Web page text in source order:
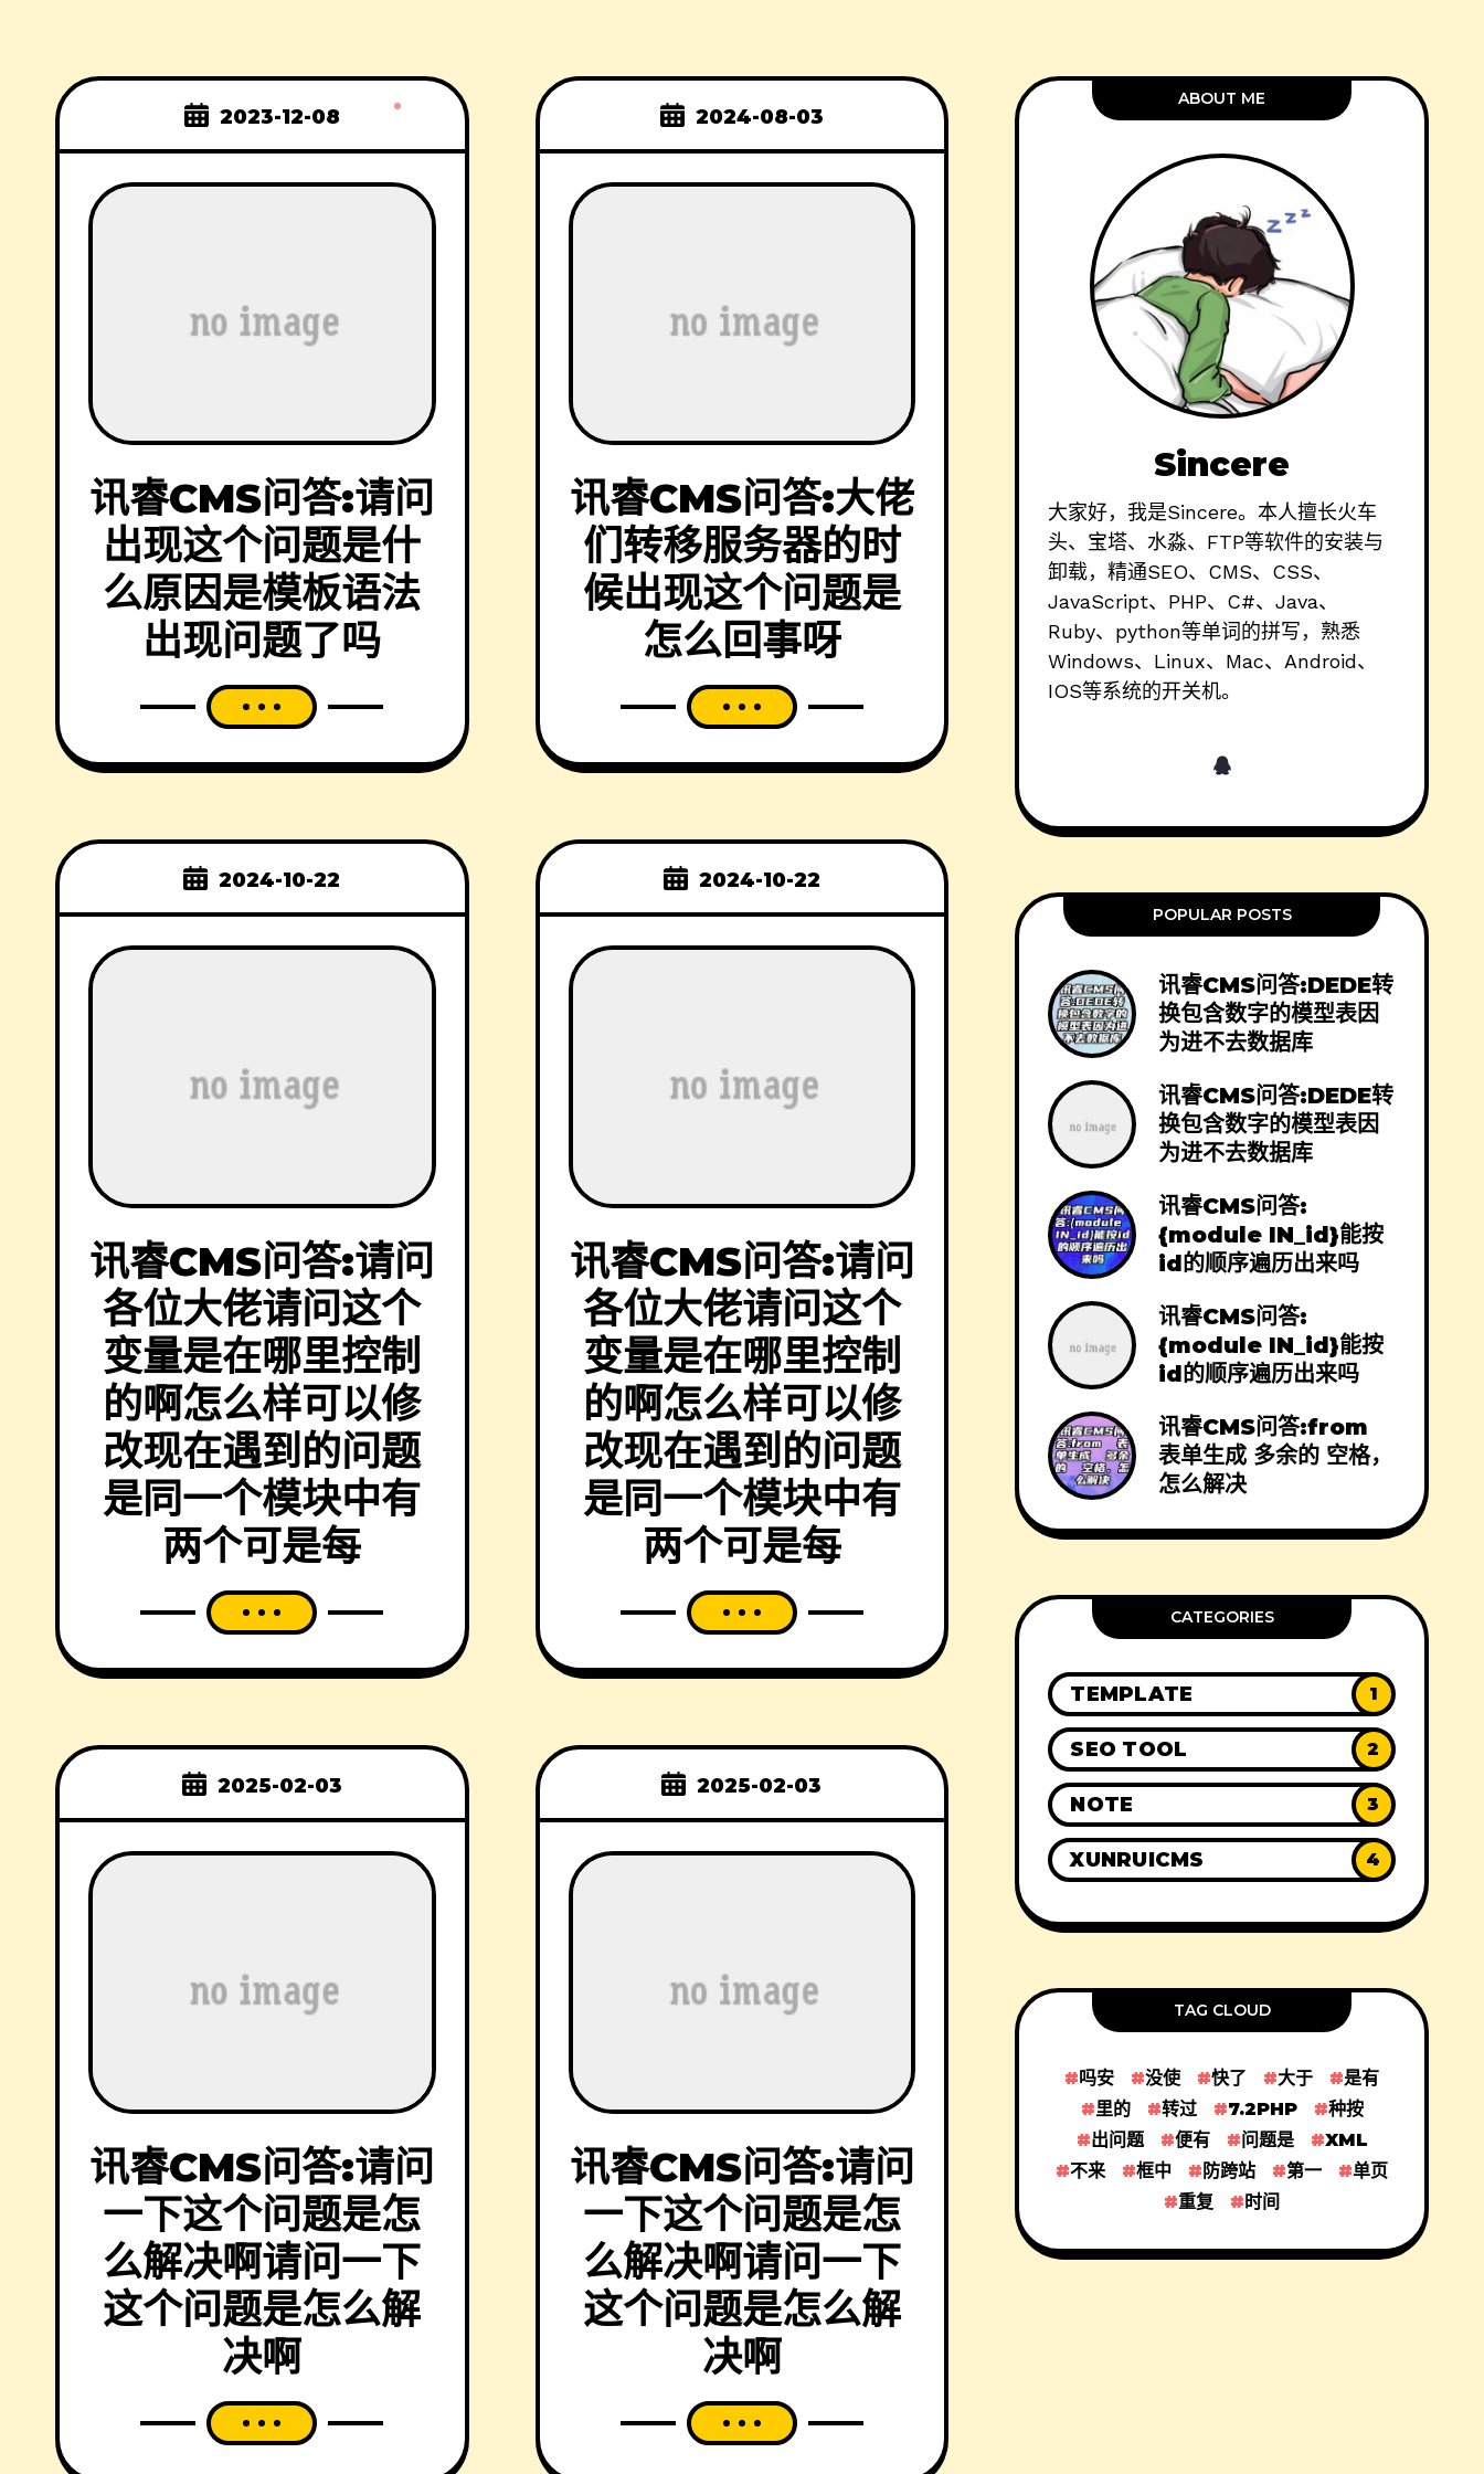
2023-12-08
讯睿CMS问答:请问
出现这个问题是什
么原因是模板语法
出现问题了吗
2024-08-03
讯睿CMS问答:大佬
们转移服务器的时
候出现这个问题是
怎么回事呀
2024-10-22
讯睿CMS问答:请问
各位大佬请问这个
变量是在哪里控制
的啊怎么样可以修
改现在遇到的问题
是同一个模块中有
两个可是每
2024-10-22
讯睿CMS问答:请问
各位大佬请问这个
变量是在哪里控制
的啊怎么样可以修
改现在遇到的问题
是同一个模块中有
两个可是每
2025-02-03
讯睿CMS问答:请问
一下这个问题是怎
么解决啊请问一下
这个问题是怎么解
决啊
2025-02-03
讯睿CMS问答:请问
一下这个问题是怎
么解决啊请问一下
这个问题是怎么解
决啊
ABOUT ME
Sincere
大家好，我是Sincere。本人擅长火车
头、宝塔、水淼、FTP等软件的安装与
卸载，精通SEO、CMS、CSS、
JavaScript、PHP、C#、Java、
Ruby、python等单词的拼写，熟悉
Windows、Linux、Mac、Android、
IOS等系统的开关机。
POPULAR POSTS
讯睿CMS问答:DEDE转
换包含数字的模型表因
为进不去数据库
讯睿CMS问答:DEDE转
换包含数字的模型表因
为进不去数据库
讯睿CMS问答:
{module IN_id}能按
id的顺序遍历出来吗
讯睿CMS问答:
{module IN_id}能按
id的顺序遍历出来吗
讯睿CMS问答:from
表单生成 多余的 空格，
怎么解决
CATEGORIES
TEMPLATE 1
SEO TOOL 2
NOTE 3
XUNRUICMS 4
TAG CLOUD
吗安 没使 快了 大于
是有
里的
转过 7.2PHP
种按
出问题
便有 问题是
XML
不来
框中 防跨站 第一
单页
重复
时间